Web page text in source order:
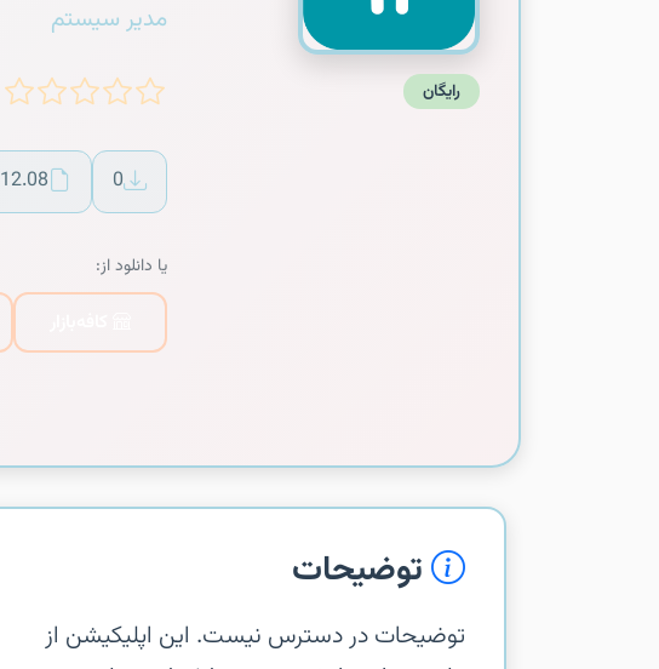
رایگان
مدیر سیستم
0
12.08 MB
یا دانلود از:
توضیحات
توضیحات در دسترس نیست. این اپلیکیشن از